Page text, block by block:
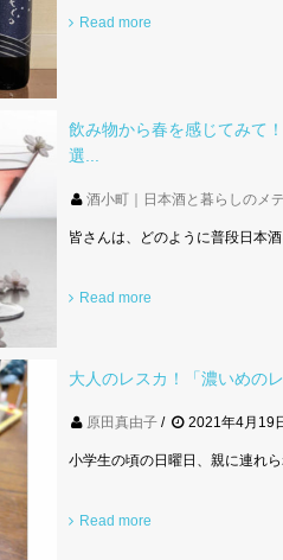
Read more
飲み物から春を感じてみて
選...
酒小町｜日本酒と暮らしのメ
皆さんは、どのように普段日本
Read more
大人のレスカ！「濃いめの
原田真由子 2021年4月19
小学生の頃の日曜日、親に連れ
Read more